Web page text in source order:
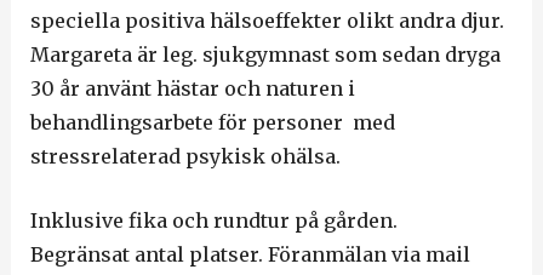
speciella positiva hälsoeffekter olikt andra djur.
Margareta är leg. sjukgymnast som sedan dryga
30 år använt hästar och naturen i
behandlingsarbete för personer med
stressrelaterad psykisk ohälsa.
Inklusive fika och rundtur på gården.
Begränsat antal platser. Föranmälan via mail